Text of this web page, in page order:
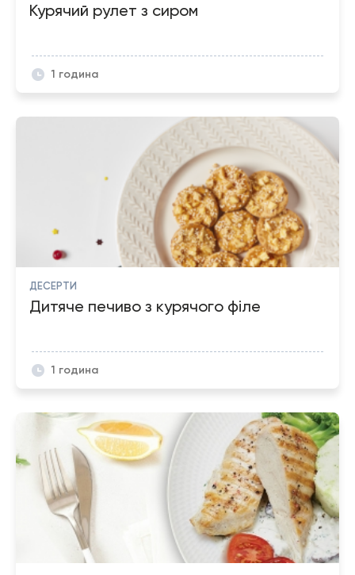
Курячий рулет з сиром
1 година
ДЕСЕРТИ
Дитяче печиво з курячого філе
1 година